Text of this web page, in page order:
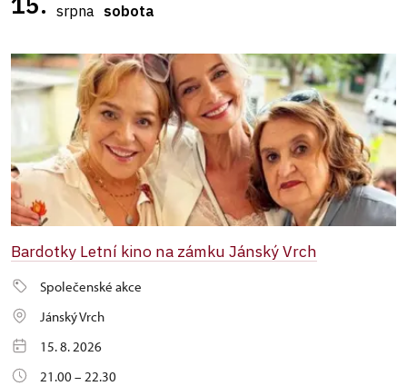
srpna sobota
Bardotky Letní kino na zámku Jánský Vrch
Společenské akce
Jánský Vrch
15. 8. 2026
21.00 – 22.30